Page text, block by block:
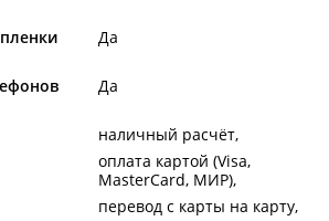
Да
Да
наличный расчёт
оплата картой (Visa,
MasterCard, МИР)
перевод с карты на карту